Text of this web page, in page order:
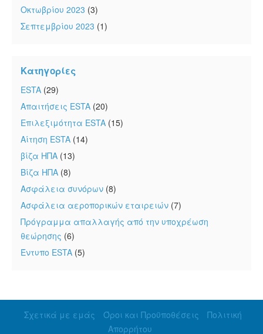
Οκτωβρίου 2023 (3)
Σεπτεμβρίου 2023 (1)
Κατηγορίες
ESTA (29)
Απαιτήσεις ESTA (20)
Επιλεξιμότητα ESTA (15)
Αίτηση ESTA (14)
βίζα ΗΠΑ (13)
Βίζα ΗΠΑ (8)
Ασφάλεια συνόρων (8)
Ασφάλεια αεροπορικών εταιρειών (7)
Πρόγραμμα απαλλαγής από την υποχρέωση
θεώρησης (6)
Έντυπο ESTA (5)
Σχετικά με εμάς Όροι και Προϋποθέσεις
Πολιτική
Απορρήτου